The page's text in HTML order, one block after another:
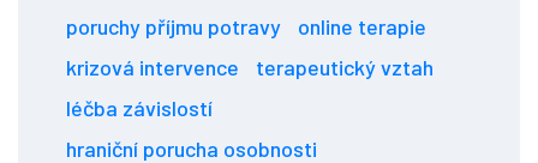
poruchy příjmu potravy
online terapie
krizová intervence
terapeutický vztah
léčba závislostí
hraniční porucha osobnosti